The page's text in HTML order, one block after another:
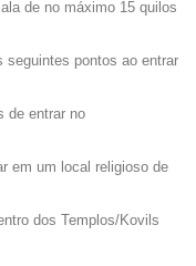
de no máximo 15 quilos
seguintes pontos ao entrar
de entrar no
em um local religioso de
dos Templos/Kovils